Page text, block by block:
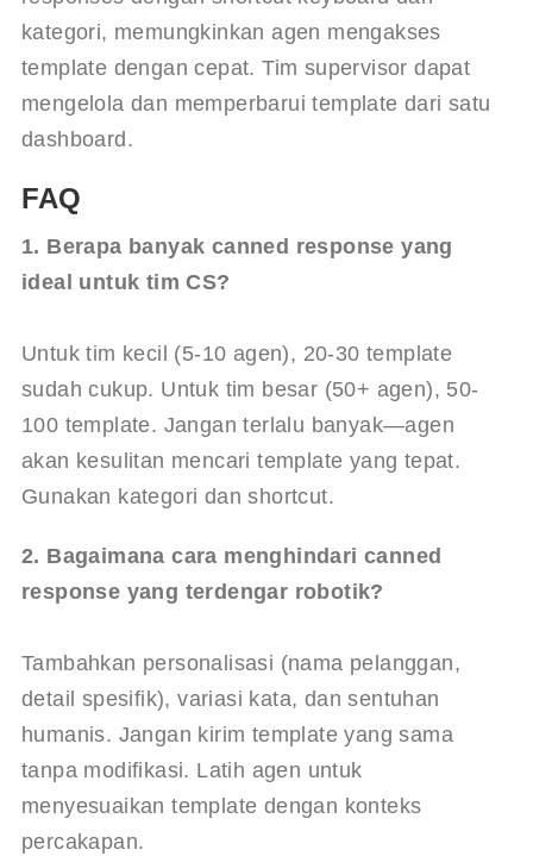
kategori, memungkinkan agen mengakses
template dengan cepat. Tim supervisor dapat
mengelola dan memperbarui template dari satu
dashboard.
FAQ
1. Berapa banyak canned response yang
ideal untuk tim CS?
Untuk tim kecil (5-10 agen), 20-30 template
sudah cukup. Untuk tim besar (50+ agen), 50-
100 template. Jangan terlalu banyak—agen
akan kesulitan mencari template yang tepat.
Gunakan kategori dan shortcut.
2. Bagaimana cara menghindari canned
response yang terdengar robotik?
Tambahkan personalisasi (nama pelanggan,
detail spesifik), variasi kata, dan sentuhan
humanis. Jangan kirim template yang sama
tanpa modifikasi. Latih agen untuk
menyesuaikan template dengan konteks
percakapan.